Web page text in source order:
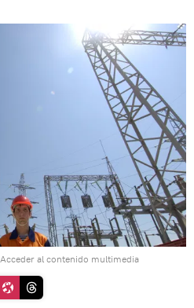
Acceder al contenido multimedia